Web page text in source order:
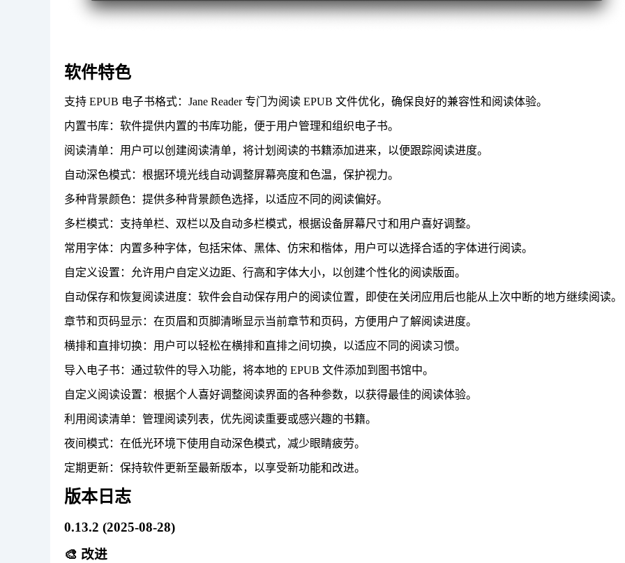
软件特色
支持 EPUB 电子书格式：Jane Reader 专门为阅读 EPUB 文件优化，确保良好的兼容性和阅读体验。
内置书库：软件提供内置的书库功能，便于用户管理和组织电子书。
阅读清单：用户可以创建阅读清单，将计划阅读的书籍添加进来，以便跟踪阅读进度。
自动深色模式：根据环境光线自动调整屏幕亮度和色温，保护视力。
多种背景颜色：提供多种背景颜色选择，以适应不同的阅读偏好。
多栏模式：支持单栏、双栏以及自动多栏模式，根据设备屏幕尺寸和用户喜好调整。
常用字体：内置多种字体，包括宋体、黑体、仿宋和楷体，用户可以选择合适的字体进行阅读。
自定义设置：允许用户自定义边距、行高和字体大小，以创建个性化的阅读版面。
自动保存和恢复阅读进度：软件会自动保存用户的阅读位置，即使在关闭应用后也能从上次中断的地方继续阅读。
章节和页码显示：在页眉和页脚清晰显示当前章节和页码，方便用户了解阅读进度。
横排和直排切换：用户可以轻松在横排和直排之间切换，以适应不同的阅读习惯。
导入电子书：通过软件的导入功能，将本地的 EPUB 文件添加到图书馆中。
自定义阅读设置：根据个人喜好调整阅读界面的各种参数，以获得最佳的阅读体验。
利用阅读清单：管理阅读列表，优先阅读重要或感兴趣的书籍。
夜间模式：在低光环境下使用自动深色模式，减少眼睛疲劳。
定期更新：保持软件更新至最新版本，以享受新功能和改进。
版本日志
0.13.2 (2025-08-28)
🎨 改进